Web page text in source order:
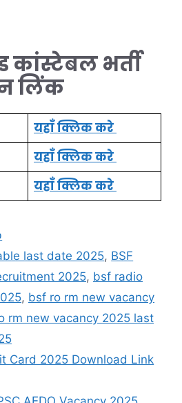
कांस्टेबल भर्ती
लिंक
यहाँक्लिक करे
यहाँक्लिक करे
यहाँक्लिककरे
last date 2025, BSF
2025, bsf radio
, bsf ro rm new vacancy
rm new vacancy 2025 last
Card 2025 Download Link